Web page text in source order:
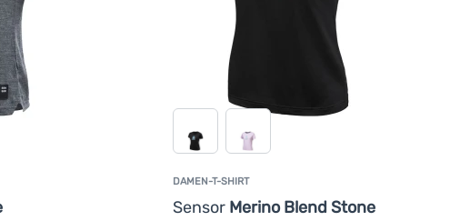
DAMEN-T-SHIRT
Sensor Merino Blend Stone